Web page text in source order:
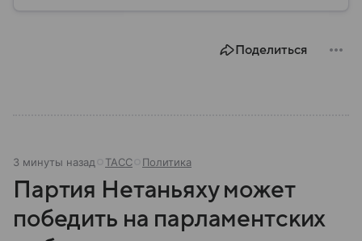
Поделиться
3 минуты назад ТАСС Политика
Партия Нетаньяху может
победить на парламентских